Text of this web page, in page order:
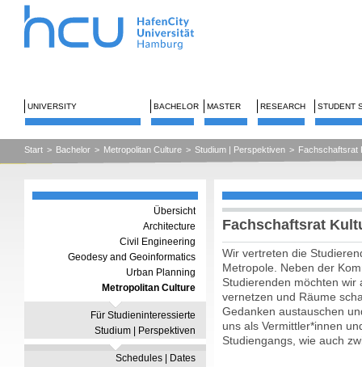
UNIVERSITY BACHELOR MASTER RESEARCH STUDENT
Start > Bachelor > Metropolitan Culture > Studium | Perspektiven > Fachschaftsrat
Übersicht
Architecture
Civil Engineering
Geodesy and Geoinformatics
Urban Planning
Metropolitan Culture
Für Studieninteressierte
Studium | Perspektiven
Schedules | Dates
Fachschaftsrat
Wir vertreten die
Metropole. Neben der
Studierenden möchten wir
vernetzen und Räume
Gedanken austauschen
uns als Vermittler*innen
Studiengangs, wie auch